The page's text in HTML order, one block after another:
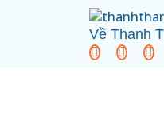
Về Thanh